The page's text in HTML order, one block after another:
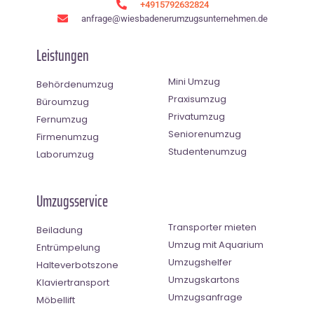
+4915792632824
anfrage@wiesbadenerumzugsunternehmen.de
Leistungen
Behördenumzug
Büroumzug
Fernumzug
Firmenumzug
Laborumzug
Mini Umzug
Praxisumzug
Privatumzug
Seniorenumzug
Studentenumzug
Umzugsservice
Beiladung
Entrümpelung
Halteverbotszone
Klaviertransport
Möbellift
Transporter mieten
Umzug mit Aquarium
Umzugshelfer
Umzugskartons
Umzugsanfrage